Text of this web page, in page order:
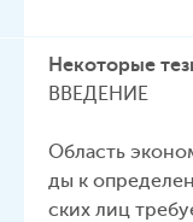
Некоторые
ВВЕДЕНИЕ
Область
ды к
ских лиц